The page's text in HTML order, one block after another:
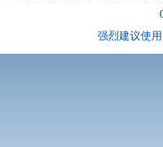
强烈建议使